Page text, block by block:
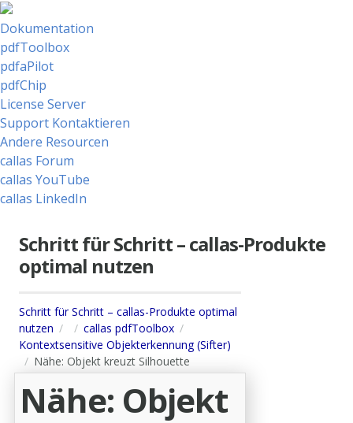
Dokumentation
pdfToolbox
pdfaPilot
pdfChip
License Server
Support Kontaktieren
Andere Resourcen
callas Forum
callas YouTube
callas LinkedIn
Schritt für Schritt – callas-Produkte
optimal nutzen
Schritt für Schritt – callas-Produkte optimal
nutzen
callas pdfToolbox
Kontextsensitive Objekterkennung (Sifter)
Nähe: Objekt kreuzt Silhouette
Nähe: Objekt